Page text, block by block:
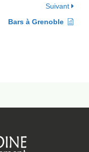
Suivant
Bars à Grenoble